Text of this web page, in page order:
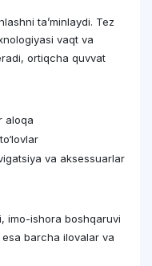
ta’minlaydi. Tez
vaqt va
ortiqcha quvvat
aloqa
va aksessuarlar
imo-ishora boshqaruvi
barcha ilovalar va